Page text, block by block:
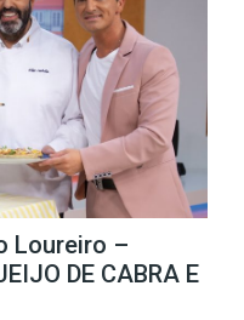
Loureiro –
DE CABRA E